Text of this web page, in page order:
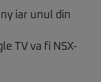
iar unul din
TV va fi NSX-